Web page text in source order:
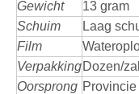
Gewicht
13 gram
Schuim
Laag
Film
VerpakkingDozen/
Oorsprong